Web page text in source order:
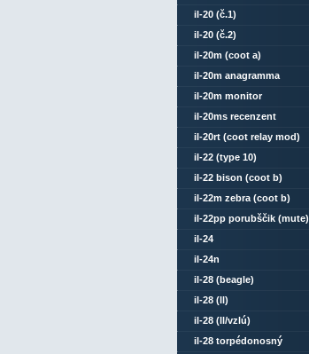
il-20 (č.1)
il-20 (č.2)
il-20m (coot a)
il-20m anagramma
il-20m monitor
il-20ms recenzent
il-20rt (coot relay mod)
il-22 (type 10)
il-22 bison (coot b)
il-22m zebra (coot b)
il-22pp porubščik (mute)
il-24
il-24n
il-28 (beagle)
il-28 (ll)
il-28 (ll/vzlú)
il-28 torpédonosný